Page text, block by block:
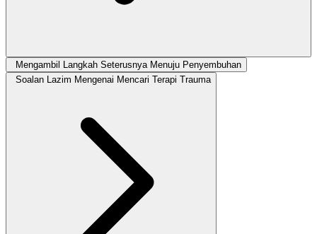
Mengambil Langkah Seterusnya Menuju Penyembuhan
Soalan Lazim Mengenai Mencari Terapi Trauma